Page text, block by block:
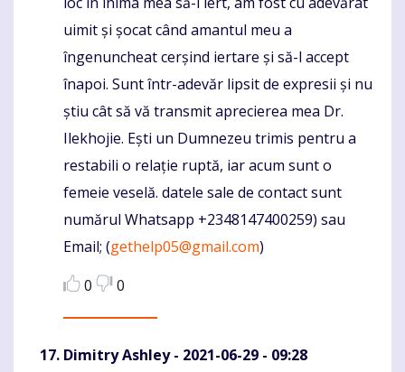
uimit și șocat când amantul meu a
îngenuncheat cerșind iertare și să-l accept
înapoi. Sunt într-adevăr lipsit de expresii și nu
știu cât să vă transmit aprecierea mea Dr.
Ilekhojie. Ești un Dumnezeu trimis pentru a
restabili o relație ruptă, iar acum sunt o
femeie veselă. datele sale de contact sunt
numărul Whatsapp +2348147400259) sau
Email; (gethelp05@gmail.com)
0
0
Dimitry Ashley- 2021-06-29 - 09:28